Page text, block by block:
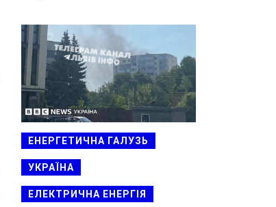
ЕНЕРГЕТИЧНА ГАЛУЗЬ
УКРАЇНА
ЕЛЕКТРИЧНА ЕНЕРГІЯ